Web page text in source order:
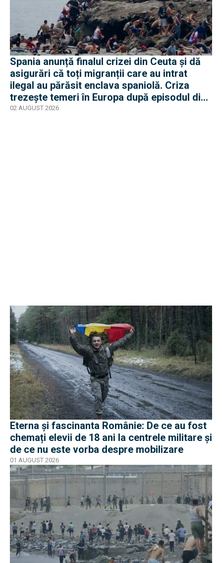
Spania anunță finalul crizei din Ceuta și dă
asigurări că toți migranții care au intrat
ilegal au părăsit enclava spaniolă. Criza
trezește temeri în Europa după episodul din
2015
02 AUGUST 2026
Eterna și fascinanta Românie: De ce au fost
chemați elevii de 18 ani la centrele militare și
de ce nu este vorba despre mobilizare
01 AUGUST 2026